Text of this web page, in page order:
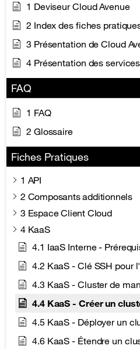
1 Deviseur Cloud Avenue
2 Index des fiches
3 Présentation de Cloud
4 Présentation des services
FAQ
1 FAQ
2 Glossaire
Fiches Pratiques
1 API
2 Composants additionnels
3 Espace Client Cloud
4 KaaS
4.1 IaaS Interne -
4.2 KaaS - Clé SSH pour
4.3 KaaS - Cluster de
4.4 KaaS - Créer un
4.5 KaaS - Déployer un
4.6 KaaS - Étendre un